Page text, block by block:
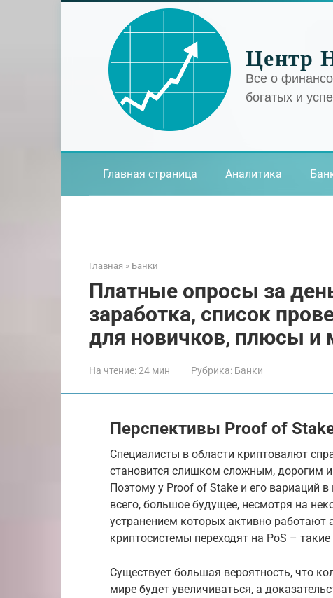
Центр
Все о
богатых и
Главная страница Аналитика
Главная » Банки
Платные опросы за
заработка, список
для новичков, плюсы и
На чтение:24 мин Рубрика: Банки
Перспективы Proof of
Специалисты в области криптовалют
становится слишком сложным, дорогим
Поэтому у Proof of Stake и его вариаций
всего, большое будущее, несмотря на
устранением которых активно
криптосистемы переходят на PoS –
Существует большая вероятность, что
мире будет увеличиваться, а